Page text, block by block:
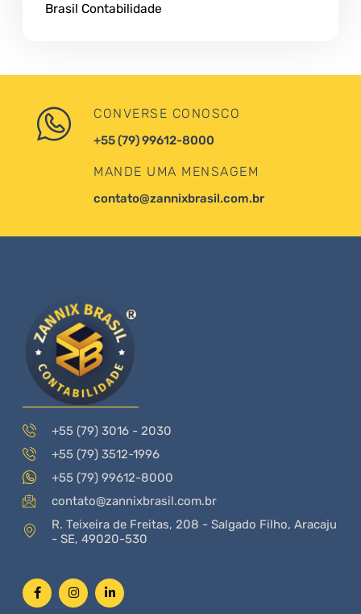
Brasil Contabilidade
CONVERSE CONOSCO
+55 (79) 99612-8000
MANDE UMA MENSAGEM
contato@zannixbrasil.com.br
+55 (79) 3016 - 2030
+55 (79) 3512-1996
+55 (79) 99612-8000
contato@zannixbrasil.com.br
R. Teixeira de Freitas, 208 - Salgado Filho, Aracaju
- SE, 49020-530